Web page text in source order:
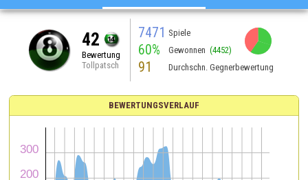
42
Bewertung
Tollpatsch
7471 Spiele
60% Gewonnen (4452)
91 Durchschn. Gegnerbewertung
BEWERTUNGSVERLAUF